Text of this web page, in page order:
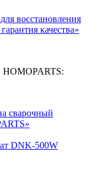
HOMOPARTS:
DNK-500W